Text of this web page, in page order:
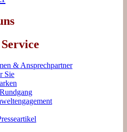
& Ansprechpartner
Sie